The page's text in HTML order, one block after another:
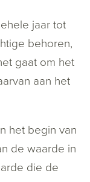
jaar tot
behoren,
gaat om het
aan het
het begin van
de waarde in
die de